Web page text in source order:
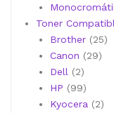
Toner
Brother 2525
Canon 2929
Dell 22
HP 9999
Kyocera 22